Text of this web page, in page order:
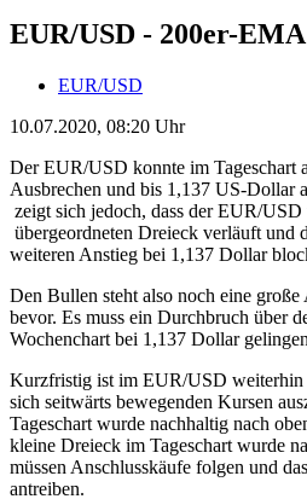
EUR/USD - 200er-
EUR/USD
10.07.2020, 08:20 Uhr
Der EUR/USD konnte im Tageschart
Ausbrechen und bis 1,137 US-Dollar
zeigt sich jedoch, dass der EUR/
übergeordneten Dreieck verläuft und
weiteren Anstieg bei 1,137 Dollar
Den Bullen steht also noch eine
bevor. Es muss ein Durchbruch über
Wochenchart bei 1,137 Dollar
Kurzfristig ist im EUR/USD weiterhin
sich seitwärts bewegenden Kursen
Tageschart wurde nachhaltig nach
kleine Dreieck im Tageschart wurde
müssen Anschlusskäufe folgen und
antreiben.